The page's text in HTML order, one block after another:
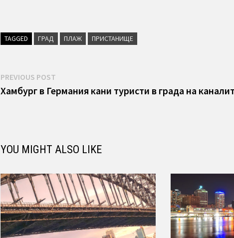
TAGGED ГРАД ПЛАЖ ПРИСТАНИЩЕ
Навигация
PREVIOUS POSTPrevious
post:
Хамбург в Германия кани туристи в града на
YOU MIGHT ALSO LIKE